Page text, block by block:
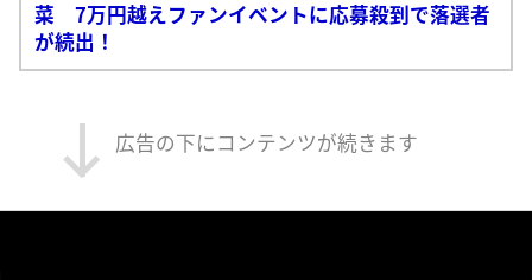
菜 7万円越えファンイベントに応募殺到で落選者
が続出！
広告の下にコンテンツが続きます